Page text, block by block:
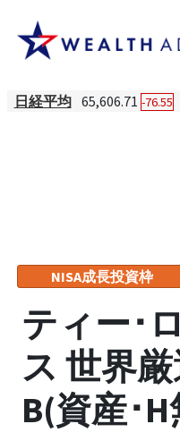
日経平均 65,606.71 -76.55
NISA成長投資枠
ティー･
ス 世界
B(資産･H